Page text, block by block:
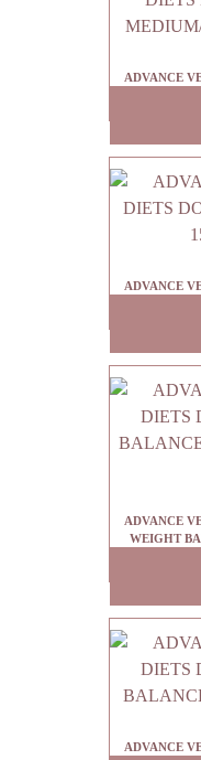
ADVANCE
ADVANCE
ADVANCE
WEIGHT
ADVANCE